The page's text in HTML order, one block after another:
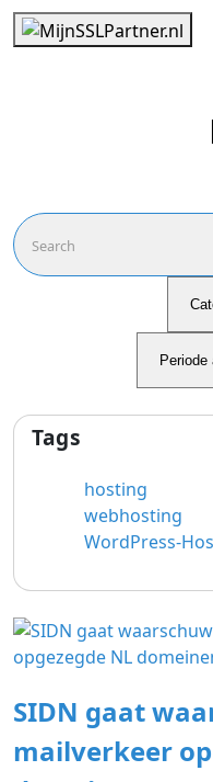
Tags
hosting
webhosting
WordPress-
SIDN gaat
mailverkeer